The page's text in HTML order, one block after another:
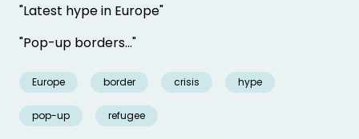
"Latest hype in Europe"
"Pop-up borders…"
Europe border crisis hype
pop-up refugee